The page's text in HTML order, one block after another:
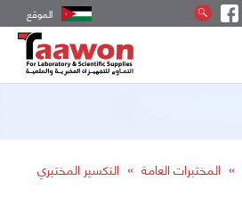
الموقع
» المختبرات العامة » التكسير المختبري